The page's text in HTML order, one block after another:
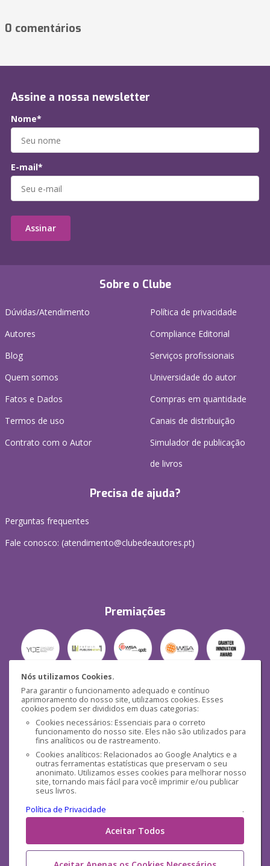
Nós utilizamos Cookies.
Para garantir o funcionamento adequado e contínuo
aprimoramento do nosso site, utilizamos cookies. Esses
cookies podem ser divididos em duas categorias:
Cookies necessários: Essenciais para o correto
funcionamento do nosso site. Eles não são utilizados para
fins analíticos ou de rastreamento.
Cookies analíticos: Relacionados ao Google Analytics e a
outras ferramentas estatísticas que preservam o seu
anonimato. Utilizamos esses cookies para melhorar nosso
site, tornando mais fácil para você imprimir e/ou publicar
seus livros.
Política de Privacidade
.
Aceitar Todos
0 comentários
Sobre o Clube
Dúvidas/Atendimento
Autores
Blog
Quem somos
Fatos e Dados
Termos de uso
Contrato com o Autor
Política de privacidade
Compliance Editorial
Serviços profissionais
Universidade do autor
Compras em quantidade
Canais de distribuição
Simulador de publicação
de livros
Precisa de ajuda?
Perguntas frequentes
Fale conosco: (atendimento@clubedeautores.pt)
Premiações
Segurança
Mídias Sociais
Assine a nossa newsletter
Nome*
E-mail*
Assinar